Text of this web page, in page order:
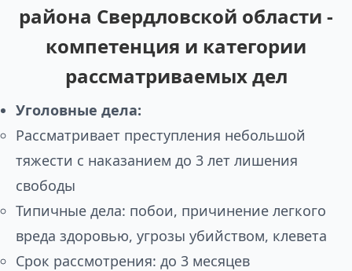
района Свердловской области -
компетенция и категории
рассматриваемых дел
Уголовные дела:
Рассматривает преступления небольшой
тяжести с наказанием до 3 лет лишения
свободы
Типичные дела: побои, причинение легкого
вреда здоровью, угрозы убийством, клевета
Срок рассмотрения: до 3 месяцев